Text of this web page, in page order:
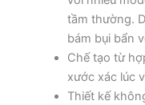
tầm thường.
bám bụi bẩn
Chế tạo từ
xước xác lúc
Thiết kế